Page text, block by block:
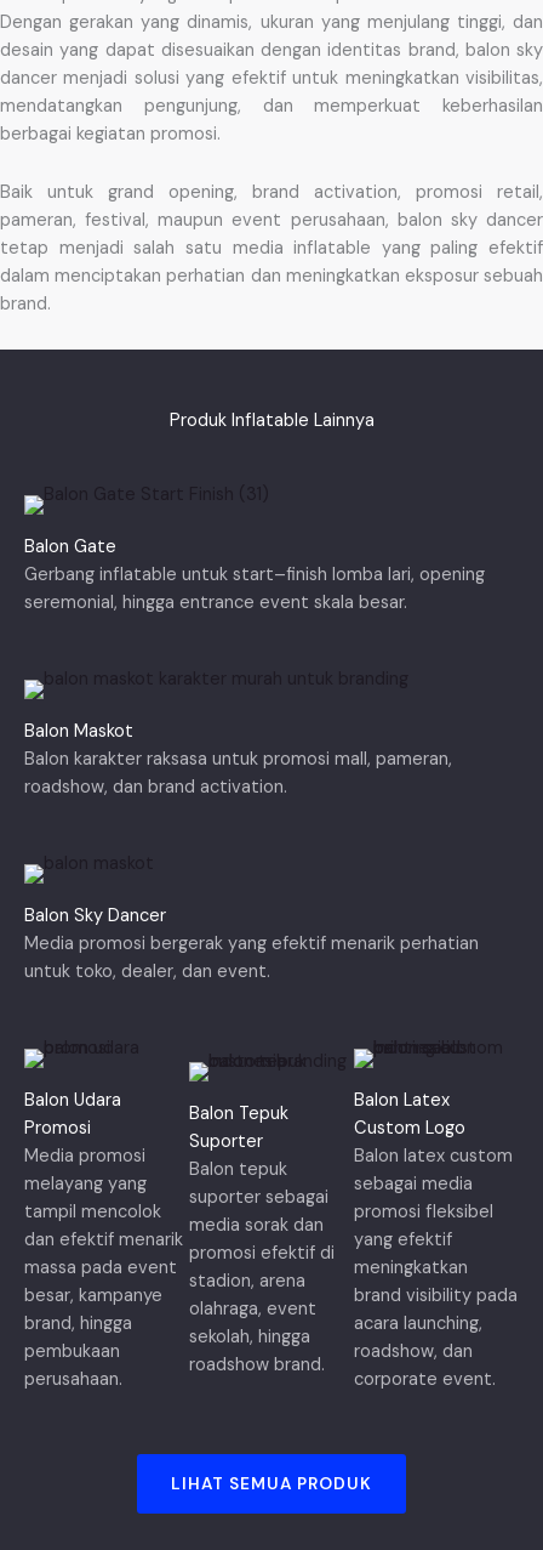
Dengan gerakan yang dinamis, ukuran yang menjulang tinggi, dan
desain yang dapat disesuaikan dengan identitas brand, balon sky
dancer menjadi solusi yang efektif untuk meningkatkan visibilitas,
mendatangkan pengunjung, dan memperkuat keberhasilan
berbagai kegiatan promosi.
Baik untuk grand opening, brand activation, promosi retail,
pameran, festival, maupun event perusahaan, balon sky dancer
tetap menjadi salah satu media inflatable yang paling efektif
dalam menciptakan perhatian dan meningkatkan eksposur sebuah
brand.
Produk Inflatable Lainnya
Balon Gate
Gerbang inflatable untuk start–finish lomba lari, opening
seremonial, hingga entrance event skala besar.
Balon Maskot
Balon karakter raksasa untuk promosi mall, pameran,
roadshow, dan brand activation.
Balon Sky Dancer
Media promosi bergerak yang efektif menarik perhatian
untuk toko, dealer, dan event.
Balon Udara
Promosi
Media promosi
melayang yang
tampil mencolok
dan efektif menarik
massa pada event
besar, kampanye
brand, hingga
pembukaan
perusahaan.
Balon Tepuk
Suporter
Balon tepuk
suporter sebagai
media sorak dan
promosi efektif di
stadion, arena
olahraga, event
sekolah, hingga
roadshow brand.
Balon Latex
Custom Logo
Balon latex custom
sebagai media
promosi fleksibel
yang efektif
meningkatkan
brand visibility pada
acara launching,
roadshow, dan
corporate event.
LIHAT SEMUA PRODUK